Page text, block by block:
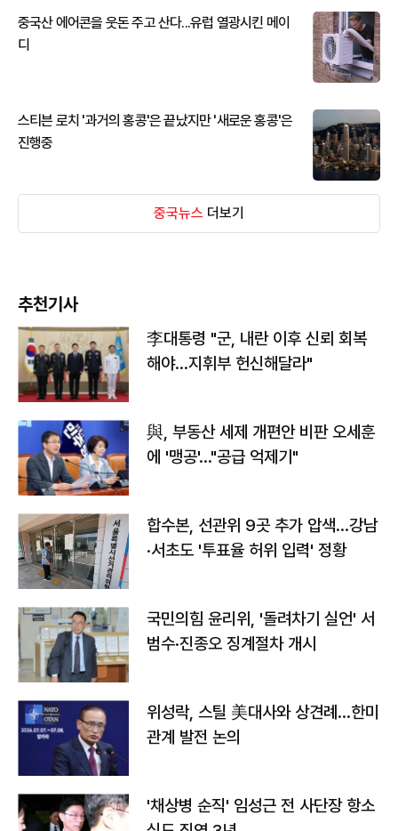
중국산 에어콘을 웃돈 주고 산다...유럽 열광시킨 메이
디
스티븐 로치 '과거의 홍콩'은 끝났지만 '새로운 홍콩'은
진행중
중국뉴스 더보기
추천기사
李대통령 "군, 내란 이후 신뢰 회복
해야…지휘부 헌신해달라"
與, 부동산 세제 개편안 비판 오세훈
에 '맹공'…"공급 억제기"
합수본, 선관위 9곳 추가 압색…강남
·서초도 '투표율 허위 입력' 정황
국민의힘 윤리위, '돌려차기 실언' 서
범수·진종오 징계절차 개시
위성락, 스틸 美대사와 상견례…한미
관계 발전 논의
'채상병 순직' 임성근 전 사단장 항소